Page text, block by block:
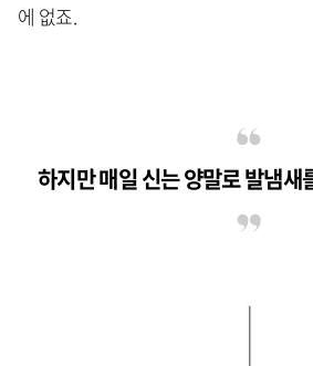
에 없죠.
하지만 매일 신는 양말로 발냄새